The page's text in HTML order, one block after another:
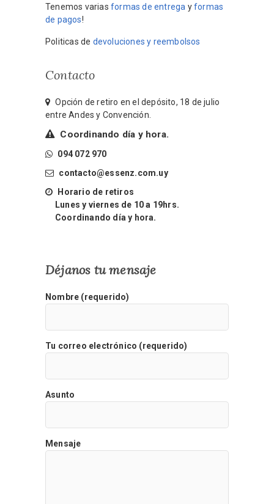
Tenemos varias formas de entrega yformas
de pagos!
Politicas de devoluciones y reembolsos
Contacto
Opción de retiro en el depósito, 18 de julio
entre Andes y Convención.
Coordinando día y hora.
094 072 970
contacto@essenz.com.uy
Horario de retiros
Lunes y viernes de 10 a 19hrs.
Coordinando día y hora.
Déjanos tu mensaje
Nombre (requerido)
Tu correo electrónico (requerido)
Asunto
Mensaje